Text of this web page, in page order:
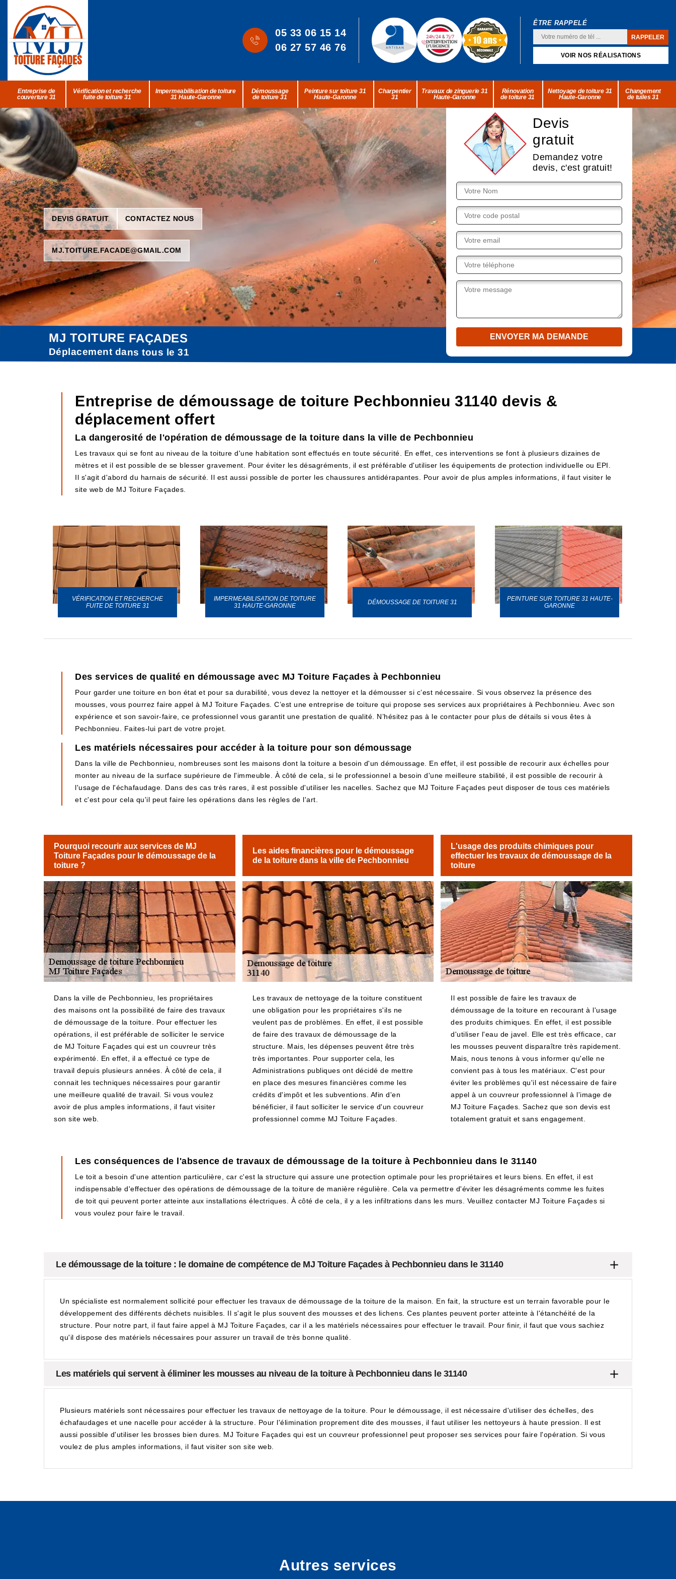
05 33 06 15 14
06 27 57 46 76
ÊTRE RAPPELÉ
VOIR NOS RÉALISATIONS
Entreprise de
couverture 31
Vérification et recherche
fuite de toiture 31
Impermeabilisation de toiture
31 Haute-Garonne
Démoussage
de toiture 31
Peinture sur toiture 31
Haute-Garonne
Charpentier
31
Travaux de zinguerie 31
Haute-Garonne
Rénovation
de toiture 31
Nettoyage de toiture 31
Haute-Garonne
Changement
de tuiles 31
DEVIS GRATUIT CONTACTEZ NOUS
MJ.TOITURE.FACADE@GMAIL.COM
Devis
gratuit
Demandez votre
devis, c'est gratuit!
MJ TOITURE FAÇADES
Déplacement dans tous le 31
Entreprise de démoussage de toiture Pechbonnieu 31140 devis &
déplacement offert
La dangerosité de l'opération de démoussage de la toiture dans la ville de Pechbonnieu
Les travaux qui se font au niveau de la toiture d'une habitation sont effectués en toute sécurité. En effet, ces interventions se font à plusieurs dizaines de
mètres et il est possible de se blesser gravement. Pour éviter les désagréments, il est préférable d'utiliser les équipements de protection individuelle ou EPI.
Il s'agit d'abord du harnais de sécurité. Il est aussi possible de porter les chaussures antidérapantes. Pour avoir de plus amples informations, il faut visiter le
site web de MJ Toiture Façades.
VÉRIFICATION ET RECHERCHE
FUITE DE TOITURE 31
IMPERMEABILISATION DE TOITURE
31 HAUTE-GARONNE
DÉMOUSSAGE DE TOITURE 31
PEINTURE SUR TOITURE 31 HAUTE-
GARONNE
Des services de qualité en démoussage avec MJ Toiture Façades à Pechbonnieu
Pour garder une toiture en bon état et pour sa durabilité, vous devez la nettoyer et la démousser si c’est nécessaire. Si vous observez la présence des
mousses, vous pourrez faire appel à MJ Toiture Façades. C’est une entreprise de toiture qui propose ses services aux propriétaires à Pechbonnieu. Avec son
expérience et son savoir-faire, ce professionnel vous garantit une prestation de qualité. N’hésitez pas à le contacter pour plus de détails si vous êtes à
Pechbonnieu. Faites-lui part de votre projet.
Les matériels nécessaires pour accéder à la toiture pour son démoussage
Dans la ville de Pechbonnieu, nombreuses sont les maisons dont la toiture a besoin d'un démoussage. En effet, il est possible de recourir aux échelles pour
monter au niveau de la surface supérieure de l'immeuble. À côté de cela, si le professionnel a besoin d'une meilleure stabilité, il est possible de recourir à
l'usage de l'échafaudage. Dans des cas très rares, il est possible d'utiliser les nacelles. Sachez que MJ Toiture Façades peut disposer de tous ces matériels
et c'est pour cela qu'il peut faire les opérations dans les règles de l'art.
Pourquoi recourir aux services de MJ
Toiture Façades pour le démoussage de la
toiture ?
Dans la ville de Pechbonnieu, les propriétaires
des maisons ont la possibilité de faire des travaux
de démoussage de la toiture. Pour effectuer les
opérations, il est préférable de solliciter le service
de MJ Toiture Façades qui est un couvreur très
expérimenté. En effet, il a effectué ce type de
travail depuis plusieurs années. À côté de cela, il
connait les techniques nécessaires pour garantir
une meilleure qualité de travail. Si vous voulez
avoir de plus amples informations, il faut visiter
son site web.
Les aides financières pour le démoussage
de la toiture dans la ville de Pechbonnieu
Les travaux de nettoyage de la toiture constituent
une obligation pour les propriétaires s'ils ne
veulent pas de problèmes. En effet, il est possible
de faire des travaux de démoussage de la
structure. Mais, les dépenses peuvent être très
très importantes. Pour supporter cela, les
Administrations publiques ont décidé de mettre
en place des mesures financières comme les
crédits d'impôt et les subventions. Afin d'en
bénéficier, il faut solliciter le service d'un couvreur
professionnel comme MJ Toiture Façades.
L'usage des produits chimiques pour
effectuer les travaux de démoussage de la
toiture
Il est possible de faire les travaux de
démoussage de la toiture en recourant à l'usage
des produits chimiques. En effet, il est possible
d'utiliser l'eau de javel. Elle est très efficace, car
les mousses peuvent disparaître très rapidement.
Mais, nous tenons à vous informer qu'elle ne
convient pas à tous les matériaux. C'est pour
éviter les problèmes qu'il est nécessaire de faire
appel à un couvreur professionnel à l'image de
MJ Toiture Façades. Sachez que son devis est
totalement gratuit et sans engagement.
Les conséquences de l'absence de travaux de démoussage de la toiture à Pechbonnieu dans le 31140
Le toit a besoin d'une attention particulière, car c'est la structure qui assure une protection optimale pour les propriétaires et leurs biens. En effet, il est
indispensable d'effectuer des opérations de démoussage de la toiture de manière régulière. Cela va permettre d'éviter les désagréments comme les fuites
de toit qui peuvent porter atteinte aux installations électriques. À côté de cela, il y a les infiltrations dans les murs. Veuillez contacter MJ Toiture Façades si
vous voulez pour faire le travail.
Le démoussage de la toiture : le domaine de compétence de MJ Toiture Façades à Pechbonnieu dans le 31140
Un spécialiste est normalement sollicité pour effectuer les travaux de démoussage de la toiture de la maison. En fait, la structure est un terrain favorable pour le
développement des différents déchets nuisibles. Il s'agit le plus souvent des mousses et des lichens. Ces plantes peuvent porter atteinte à l'étanchéité de la
structure. Pour notre part, il faut faire appel à MJ Toiture Façades, car il a les matériels nécessaires pour effectuer le travail. Pour finir, il faut que vous sachiez
qu'il dispose des matériels nécessaires pour assurer un travail de très bonne qualité.
Les matériels qui servent à éliminer les mousses au niveau de la toiture à Pechbonnieu dans le 31140
Plusieurs matériels sont nécessaires pour effectuer les travaux de nettoyage de la toiture. Pour le démoussage, il est nécessaire d'utiliser des échelles, des
échafaudages et une nacelle pour accéder à la structure. Pour l'élimination proprement dite des mousses, il faut utiliser les nettoyeurs à haute pression. Il est
aussi possible d'utiliser les brosses bien dures. MJ Toiture Façades qui est un couvreur professionnel peut proposer ses services pour faire l'opération. Si vous
voulez de plus amples informations, il faut visiter son site web.
Autres services